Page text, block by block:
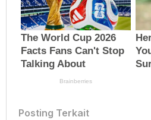
Posting Terkait